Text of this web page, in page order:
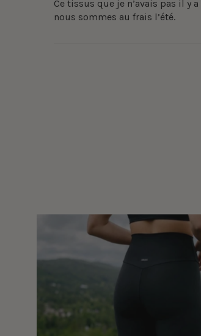
Ce tissus que je n’avais pas il
nous sommes au frais l’été.
Legging
classique